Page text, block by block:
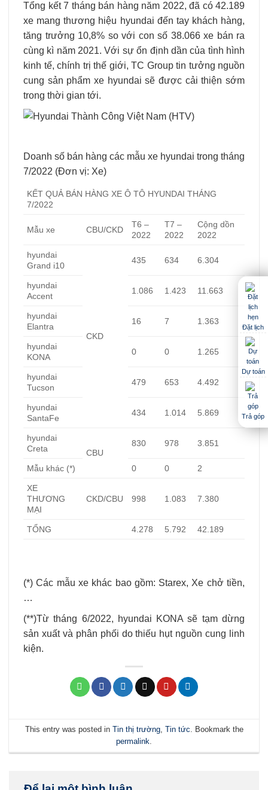
Tổng kết 7 tháng bán hàng năm 2022, đã có 42.189
xe mang thương hiệu hyundai đến tay khách hàng,
tăng trưởng 10,8% so với con số 38.066 xe bán ra
cùng kì năm 2021. Với sự ổn định dần của tình hình
kinh tế, chính trị thế giới, TC Group tin tưởng nguồn
cung sản phẩm xe hyundai sẽ được cải thiện sớm
trong thời gian tới.
Doanh số bán hàng các mẫu xe hyundai trong tháng
7/2022 (Đơn vị: Xe)
KẾT QUẢ BÁN HÀNG XE Ô TÔ HYUNDAI THÁNG
7/2022
Mẫu xe CBU/CKD
T6 –
2022
T7 –
2022
Cộng dồn
2022
hyundai
Grand i10
CKD
435 634 6.304
hyundai
Accent
1.086 1.423 11.663
hyundai
Elantra
16 7 1.363
hyundai
KONA
0 0 1.265
hyundai
Tucson
479 653 4.492
hyundai
SantaFe
434 1.014 5.869
hyundai
Creta
CBU
830 978 3.851
Mẫu khác (*) 0 0 2
XE
THƯƠNG
MẠI
CKD/CBU 998 1.083 7.380
TỔNG 4.278 5.792 42.189
(*) Các mẫu xe khác bao gồm: Starex, Xe chở tiền,
…
(**)Từ tháng 6/2022, hyundai KONA sẽ tạm dừng
sản xuất và phân phối do thiếu hụt nguồn cung linh
kiện.
This entry was posted in Tin thị trường, Tin tức . Bookmark the
permalink
Đặt lịch
Dự toán
Trả góp